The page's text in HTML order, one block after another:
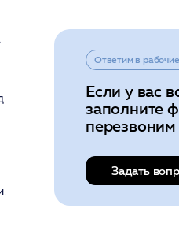
Ответим в
Если у вас
заполните
перезвоним
Задать